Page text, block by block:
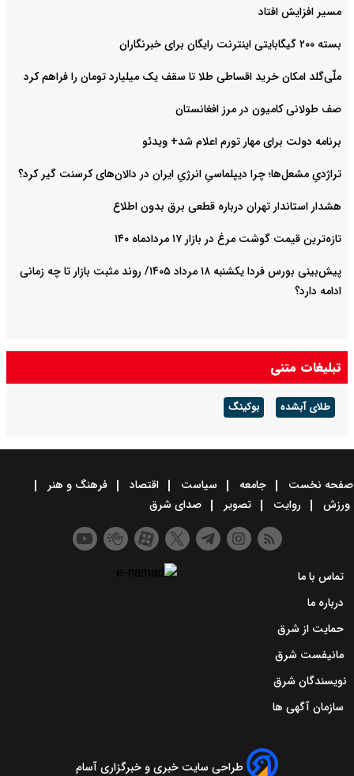
مسیر افزایش افتاد
بسته ۲۰۰ گیگابایتی اینترنت رایگان برای خبرنگاران
ملّی‌گلد امکان خرید اقساطی طلا تا سقف یک میلیارد تومان را فراهم کرد
صف طولانی کامیون در مرز افغانستان
برنامه دولت برای مهار تورم اعلام شد+ ویدئو
تراژدیِ مشعل‌ها؛ چرا دیپلماسیِ انرژیِ ایران در دالان‌های کرسنت گیر کرد؟
هشدار استاندار تهران درباره قطعی برق بدون اطلاع
تازه‌ترین قیمت گوشت مرغ در بازار ۱۷ مردادماه ۱۴۰
پیش‌بینی بورس فردا یکشنبه ۱۸ مرداد ۱۴۰۵/ روند مثبت بازار تا چه زمانی
ادامه دارد؟
تبلیغات متنی
طلای آبشده بوکینگ
صفحه نخست جامعه سیاست اقتصاد
فرهنگ و هنر
ورزش
روایت تصویر صدای شرق
تماس با ما
درباره ما
حمایت از شرق
مانیفست شرق
نویسندگان شرق
سازمان آگهی ها
طراحی سایت خبری و خبرگزاری آسام